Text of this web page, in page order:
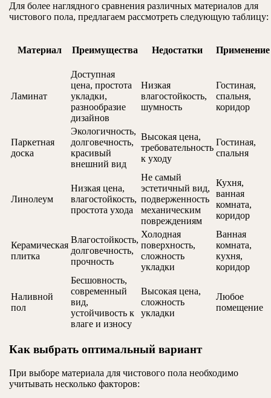
Для более наглядного сравнения различных материалов для
чистового пола, предлагаем рассмотреть следующую таблицу:
Материал Преимущества Недостатки Применение
Ламинат
Доступная
цена, простота
укладки,
разнообразие
дизайнов
Низкая
влагостойкость,
шумность
Гостиная,
спальня,
коридор
Паркетная
доска
Экологичность,
долговечность,
красивый
внешний вид
Высокая цена,
требовательность
к уходу
Гостиная,
спальня
Линолеум
Низкая цена,
влагостойкость,
простота ухода
Не самый
эстетичный вид,
подверженность
механическим
повреждениям
Кухня,
ванная
комната,
коридор
Керамическая
плитка
Влагостойкость,
долговечность,
прочность
Холодная
поверхность,
сложность
укладки
Ванная
комната,
кухня,
коридор
Наливной
пол
Бесшовность,
современный
вид,
устойчивость к
влаге и износу
Высокая цена,
сложность
укладки
Любое
помещение
Как выбрать оптимальный вариант
При выборе материала для чистового пола необходимо
учитывать несколько факторов: